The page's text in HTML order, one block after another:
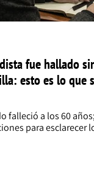
fue hallado
esto es lo que
falleció a los 60
para esclarecer